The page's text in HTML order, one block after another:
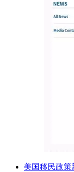
美国移民政策